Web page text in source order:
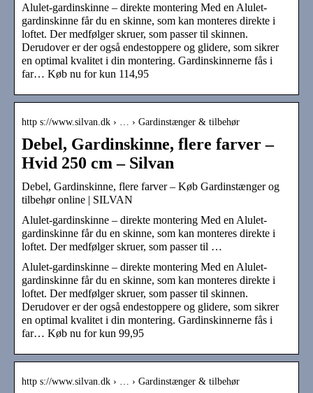
Alulet-gardinskinne – direkte montering Med en Alulet-
gardinskinne får du en skinne, som kan monteres direkte i
loftet. Der medfølger skruer, som passer til skinnen.
Derudover er der også endestoppere og glidere, som sikrer
en optimal kvalitet i din montering. Gardinskinnerne fås i
far… Køb nu for kun 114,95
http s://www.silvan.dk › … › Gardinstænger & tilbehør
Debel, Gardinskinne, flere farver –
Hvid 250 cm – Silvan
Debel, Gardinskinne, flere farver – Køb Gardinstænger og
tilbehør online | SILVAN
Alulet-gardinskinne – direkte montering Med en Alulet-
gardinskinne får du en skinne, som kan monteres direkte i
loftet. Der medfølger skruer, som passer til …
Alulet-gardinskinne – direkte montering Med en Alulet-
gardinskinne får du en skinne, som kan monteres direkte i
loftet. Der medfølger skruer, som passer til skinnen.
Derudover er der også endestoppere og glidere, som sikrer
en optimal kvalitet i din montering. Gardinskinnerne fås i
far… Køb nu for kun 99,95
http s://www.silvan.dk › … › Gardinstænger & tilbehør